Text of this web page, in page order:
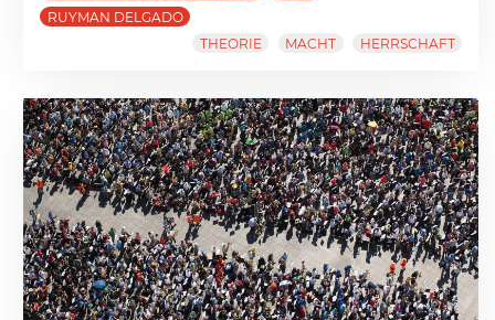
RUYMAN DELGADO
THEORIE
MACHT HERRSCHAFT